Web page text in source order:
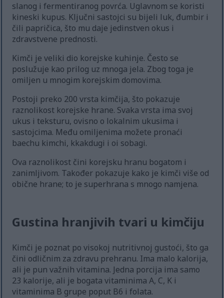
slanog i fermentiranog povrća. Uglavnom se koristi
kineski kupus. Ključni sastojci su bijeli luk, đumbir i
čili papričica, što mu daje jedinstven okus i
zdravstvene prednosti.
Kimči je veliki dio korejske kuhinje. Često se
poslužuje kao prilog uz mnoga jela. Zbog toga je
omiljen u mnogim korejskim domovima.
Postoji preko 200 vrsta kimčija, što pokazuje
raznolikost korejske hrane. Svaka vrsta ima svoj
ukus i teksturu, ovisno o lokalnim ukusima i
sastojcima. Među omiljenima možete pronaći
baechu kimchi, kkakdugi i oi sobagi.
Ova raznolikost čini korejsku hranu bogatom i
zanimljivom. Također pokazuje kako je kimči više od
obične hrane; to je superhrana s mnogo namjena.
Gustina hranjivih tvari u kimčiju
Kimči je poznat po visokoj nutritivnoj gustoći, što ga
čini odličnim za zdravu prehranu. Ima malo kalorija,
ali je pun važnih vitamina. Jedna porcija ima samo
23 kalorije, ali je bogata vitaminima A, C, K i
vitaminima B grupe poput B6 i folata.